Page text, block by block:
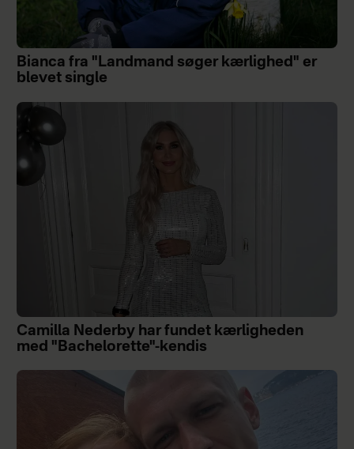
Bianca fra "Landmand søger kærlighed" er
blevet single
Camilla Nederby har fundet kærligheden
med "Bachelorette"-kendis